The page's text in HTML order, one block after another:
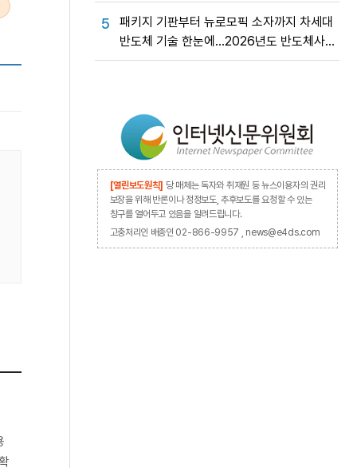
5
패키지 기판부터 뉴로모픽 소자까지 차세대
반도체 기술 한눈에…2026년도 반도체사업
성과교류회
[열린보도원칙] 당 매체는 독자와 취재원 등 뉴스이용자의 권리
보장을 위해 반론이나 정정보도, 추후보도를 요청할 수 있는
창구를 열어두고 있음을 알려드립니다.
고충처리인 배종인 02-866-9957 , news@e4ds.com